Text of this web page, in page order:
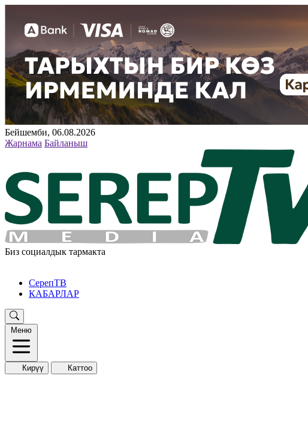
Бейшемби, 06.08.2026
Жарнама Байланыш
Биз социалдык тармакта
СерепТВ
КАБАРЛАР
Меню
Кирүү Каттоо